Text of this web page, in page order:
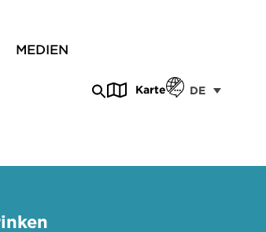
MEDIEN
Karte DE